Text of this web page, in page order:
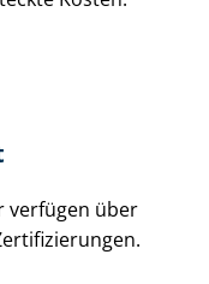
verfügen über